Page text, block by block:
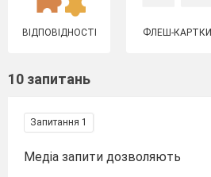
ВІДПОВІДНОСТІ ФЛЕШ-КАРТКИ
10 запитань
Запитання 1
Медіа запити дозволяють